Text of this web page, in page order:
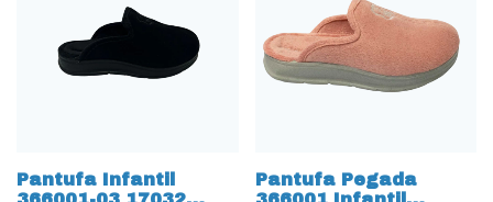
Pantufa Infantil
Pantufa Pegada